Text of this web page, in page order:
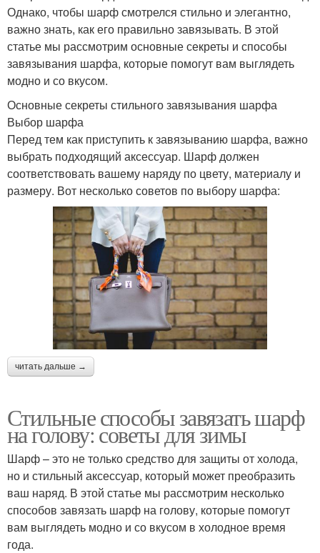
Однако, чтобы шарф смотрелся стильно и элегантно,
важно знать, как его правильно завязывать. В этой
статье мы рассмотрим основные секреты и способы
завязывания шарфа, которые помогут вам выглядеть
модно и со вкусом.
Основные секреты стильного завязывания шарфа
Выбор шарфа
Перед тем как приступить к завязыванию шарфа, важно
выбрать подходящий аксессуар. Шарф должен
соответствовать вашему наряду по цвету, материалу и
размеру. Вот несколько советов по выбору шарфа:
читать дальше →
Стильные способы завязать шарф
на голову: советы для зимы
Шарф – это не только средство для защиты от холода,
но и стильный аксессуар, который может преобразить
ваш наряд. В этой статье мы рассмотрим несколько
способов завязать шарф на голову, которые помогут
вам выглядеть модно и со вкусом в холодное время
года.